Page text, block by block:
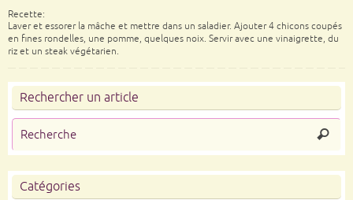
Recette:
Laver et essorer la mâche et mettre dans un saladier. Ajouter 4 chicons coupés
en fines rondelles, une pomme, quelques noix. Servir avec une vinaigrette, du
riz et un steak végétarien.
Rechercher un article
Catégories